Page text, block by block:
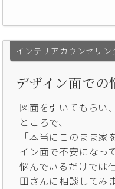
インテリアカウンセリン
デザイン面での
図面を引いてもらい
ところで、
「本当にこのまま
イン面で不安になっ
悩んでいるだけでは
田さんに相談してみ